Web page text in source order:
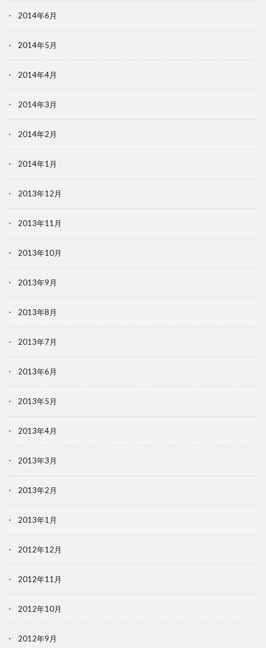
2014年6月
2014年5月
2014年4月
2014年3月
2014年2月
2014年1月
2013年12月
2013年11月
2013年10月
2013年9月
2013年8月
2013年7月
2013年6月
2013年5月
2013年4月
2013年3月
2013年2月
2013年1月
2012年12月
2012年11月
2012年10月
2012年9月